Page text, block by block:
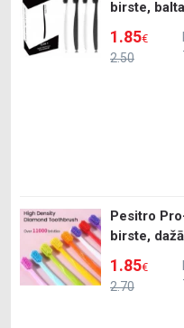
birste,
2.50
1.85€
Pesitro
birste,
2.70
1.85€